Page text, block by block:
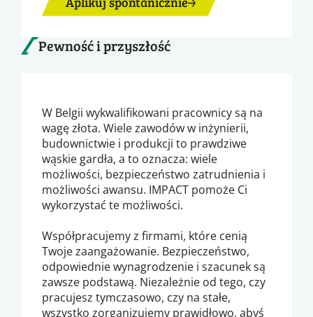
Pewność i przyszłość
W Belgii wykwalifikowani pracownicy są na
wagę złota. Wiele zawodów w inżynierii,
budownictwie i produkcji to prawdziwe
wąskie gardła, a to oznacza: wiele
możliwości, bezpieczeństwo zatrudnienia i
możliwości awansu. IMPACT pomoże Ci
wykorzystać te możliwości.
Współpracujemy z firmami, które cenią
Twoje zaangażowanie. Bezpieczeństwo,
odpowiednie wynagrodzenie i szacunek są
zawsze podstawą. Niezależnie od tego, czy
pracujesz tymczasowo, czy na stałe,
wszystko zorganizujemy prawidłowo, abyś